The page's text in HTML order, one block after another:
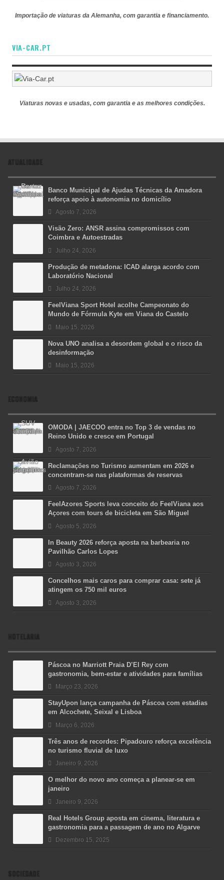
Importação de viaturas da Alemanha, com garantia e financiamento.
VIA-CAR.PT
Viaturas novas e usadas, com garantia e as melhores condições.
ATUALIDADE
Banco Municipal de Ajudas Técnicas da Amadora
reforça apoio à autonomia no domicílio
Agosto 7, 2026
Visão Zero: ANSR assina compromissos com
Coimbra e Autoestradas
Julho 24, 2026
Produção de metadona: ICAD alarga acordo com
Laboratório Nacional
Julho 24, 2026
FeelViana Sport Hotel acolhe Campeonato do
Mundo de Fórmula Kyte em Viana do Castelo
Maio 15, 2026
Nova UNO analisa a desordem global e o risco da
desinformação
Maio 15, 2026
ECONOMIA
OMODA | JAECOO entra no Top 3 de vendas no
Reino Unido e cresce em Portugal
Agosto 7, 2026
Reclamações no Turismo aumentam em 2026 e
concentram-se nas plataformas de reservas
Agosto 7, 2026
FeelAzores Sports leva conceito do FeelViana aos
Açores com tours de bicicleta em São Miguel
Agosto 5, 2026
In Beauty 2026 reforça aposta na barbearia no
Pavilhão Carlos Lopes
Agosto 3, 2026
Concelhos mais caros para comprar casa: sete já
atingem os 750 mil euros
Agosto 3, 2026
HOTELARIA
Páscoa no Marriott Praia D’El Rey com
gastronomia, bem-estar e atividades para famílias
Março 23, 2026
StayUpon lança campanha de Páscoa com estadias
em Alcochete, Seixal e Lisboa
Março 6, 2026
Três anos de recordes: Pipadouro reforça excelência
no turismo fluvial de luxo
Janeiro 9, 2026
O melhor do novo ano começa a planear-se em
janeiro
Janeiro 9, 2026
Real Hotels Group aposta em cinema, literatura e
gastronomia para a passagem de ano no Algarve
Dezembro 15, 2025
SOCIEDADE